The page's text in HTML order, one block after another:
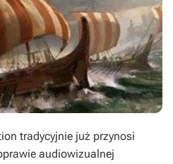
tradycyjnie już przynosi
audiowizualnej